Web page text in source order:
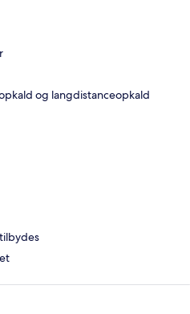
og langdistanceopkald